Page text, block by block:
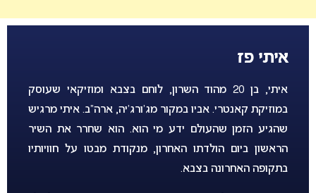
איתי פז
איתי, בן 20 מהוד השרון, לוחם בצבא ומוזיקאי שעוסק
במוזיקת קאנטרי. אביו במקור מג’ורג’יה, ארה”ב. איתי מרגיש
שהגיע הזמן שהעולם ידע מי הוא. הוא שחרר את השיר
הראשון ביום הולדתו האחרון, מנקודת מבטו על חוויותיו
בתקופה האחרונה בצבא.